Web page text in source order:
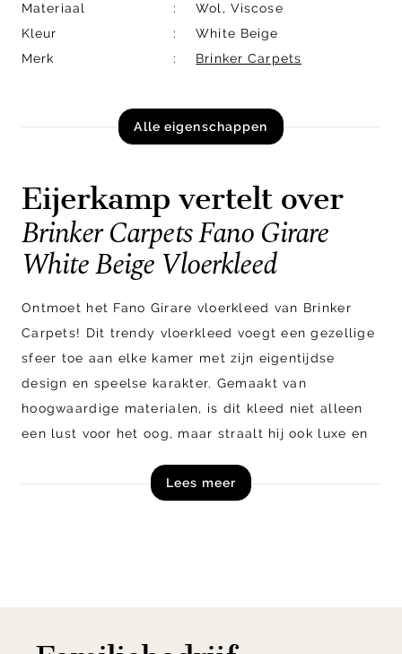
Materiaal
Wol, Viscose
Kleur
White Beige
Merk
Brinker Carpets
Alle eigenschappen
Eijerkamp vertelt over
Brinker Carpets Fano Girare
White Beige Vloerkleed
Ontmoet het Fano Girare vloerkleed van Brinker
Carpets! Dit trendy vloerkleed voegt een gezellige
sfeer toe aan elke kamer met zijn eigentijdse
design en speelse karakter. Gemaakt van
hoogwaardige materialen, is dit kleed niet alleen
een lust voor het oog, maar straalt hij ook luxe en
Lees meer